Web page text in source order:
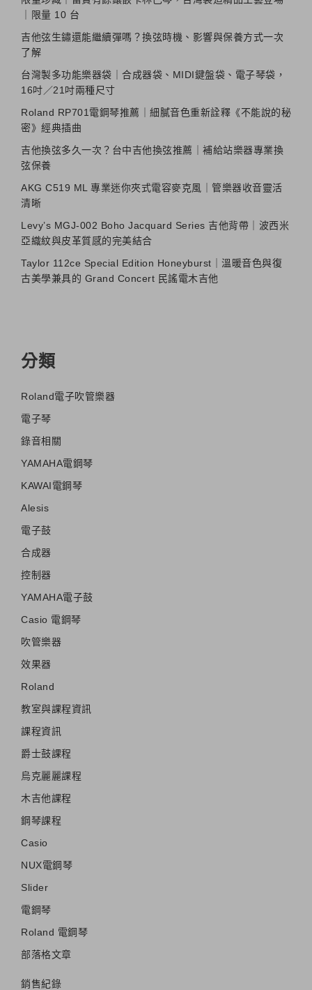
｜限量 10 台
吉他弦生鏽還能繼續彈嗎？換弦時機、影響與保養方式一次
了解
台灣製多功能樂器袋｜合成器袋、MIDI鍵盤袋、電子琴袋，
16吋／21吋兩種尺寸
Roland RP701電鋼琴推薦｜細膩音色重新詮釋《不能說的秘
密》經典插曲
吉他換弦多久一次？台中吉他換弦推薦｜補給站樂器專業換
弦保養
AKG C519 ML 專業迷你夾式電容麥克風｜管樂器收音靈活
清晰
Levy’s MGJ-002 Boho Jacquard Series 吉他背帶｜波西米
亞織紋與皮革質感的完美結合
Taylor 112ce Special Edition Honeyburst｜溫暖音色與復
古美學兼具的 Grand Concert 民謠電木吉他
分類
Roland電子吹管樂器
電子琴
錄音相關
YAMAHA電鋼琴
KAWAI電鋼琴
Alesis
電子鼓
合成器
控制器
YAMAHA電子鼓
Casio 電鋼琴
吹管樂器
效果器
Roland
教室與課程資訊
課程資訊
爵士鼓課程
烏克麗麗課程
木吉他課程
鋼琴課程
Casio
NUX電鋼琴
Slider
電鋼琴
Roland 電鋼琴
部落格文章
銷售紀錄